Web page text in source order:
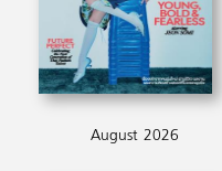
August 2026